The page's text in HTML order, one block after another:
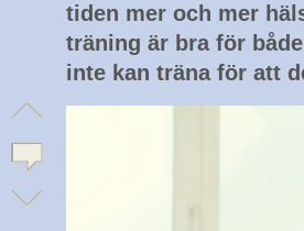
tiden mer och mer
träning är bra för
inte kan träna för att